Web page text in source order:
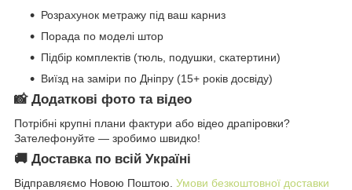
Розрахунок метражу під ваш карниз
Порада по моделі штор
Підбір комплектів (тюль, подушки, скатертини)
Виїзд на заміри по Дніпру (15+ років досвіду)
📸 Додаткові фото та відео
Потрібні крупні плани фактури або відео драпіровки?
Зателефонуйте — зробимо швидко!
🚚 Доставка по всій Україні
Відправляємо Новою Поштою. Умови безкоштовної доставки